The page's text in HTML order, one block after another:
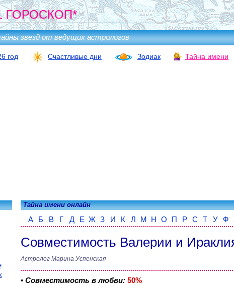
ГОРОСКОП*
звезд от ведущих астрологов
год Счастливые дни Зодиак Тайна имени
Тайна имени онлайн
А Б В Г Д Е Ж З И К Л М Н О П Р С Т У Ф
Совместимость Валерии и
Астролог Марина Успенская
• Совместимость в любви: 50%